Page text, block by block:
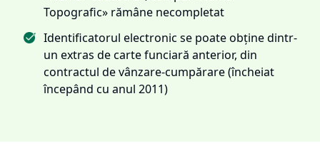
Topografic» rămâne necompletat
Identificatorul electronic se poate obține dintr-
un extras de carte funciară anterior, din
contractul de vânzare-cumpărare (încheiat
începând cu anul 2011)